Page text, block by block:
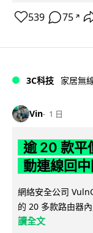
539 75 ↗
3C科技 家居無
Vin 1 日
逾 20 款平
動連線回
網絡安全公司
的 20 多款路由器
讀全文